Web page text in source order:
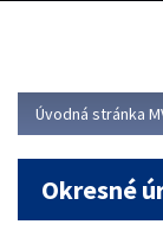
asociácie
Viac
Úvodná stránka
Okresné